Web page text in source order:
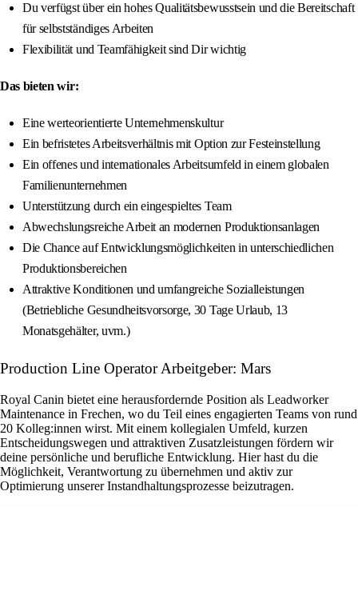
Du verfügst über ein hohes Qualitätsbewusstsein und die Bereitschaft
für selbstständiges Arbeiten
Flexibilität und Teamfähigkeit sind Dir wichtig
Das bieten wir:
Eine werteorientierte Unternehmenskultur
Ein befristetes Arbeitsverhältnis mit Option zur Festeinstellung
Ein offenes und internationales Arbeitsumfeld in einem globalen
Familienunternehmen
Unterstützung durch ein eingespieltes Team
Abwechslungsreiche Arbeit an modernen Produktionsanlagen
Die Chance auf Entwicklungsmöglichkeiten in unterschiedlichen
Produktionsbereichen
Attraktive Konditionen und umfangreiche Sozialleistungen
(Betriebliche Gesundheitsvorsorge, 30 Tage Urlaub, 13
Monatsgehälter, uvm.)
Production Line Operator Arbeitgeber: Mars
Royal Canin bietet eine herausfordernde Position als Leadworker
Maintenance in Frechen, wo du Teil eines engagierten Teams von rund
20 Kolleg:innen wirst. Mit einem kollegialen Umfeld, kurzen
Entscheidungswegen und attraktiven Zusatzleistungen fördern wir
deine persönliche und berufliche Entwicklung. Hier hast du die
Möglichkeit, Verantwortung zu übernehmen und aktiv zur
Optimierung unserer Instandhaltungsprozesse beizutragen.